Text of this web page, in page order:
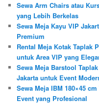
Sewa Arm Chairs atau
yang Lebih Berkelas
Sewa Meja Kayu VIP
Premium
Rental Meja Kotak Taplak
untuk Area VIP yang
Sewa Meja Barstool
Jakarta untuk Event
Sewa Meja IBM 180×45
Event yang Profesional